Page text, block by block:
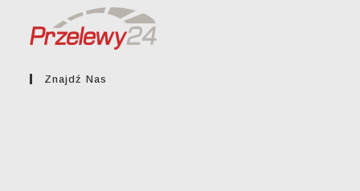
Znajdź Nas